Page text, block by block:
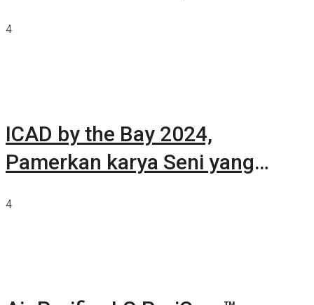
4
ICAD by the Bay 2024,
Pamerkan karya Seni yang
4